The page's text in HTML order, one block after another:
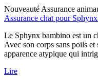
Nouveauté Assurance
Assurance chat pour
Le Sphynx bambino est un
Avec son corps sans poils
apparence atypique qui
Lire